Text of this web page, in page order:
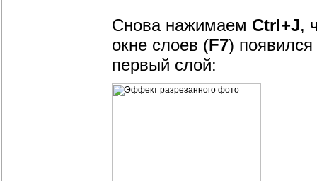
Снова нажимаем Ctrl+J,
окне слоев (F7)
первый слой: